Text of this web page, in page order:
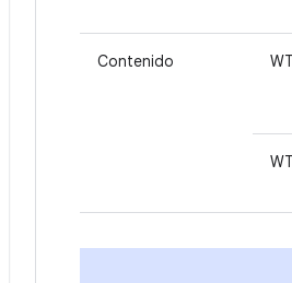
Contenido